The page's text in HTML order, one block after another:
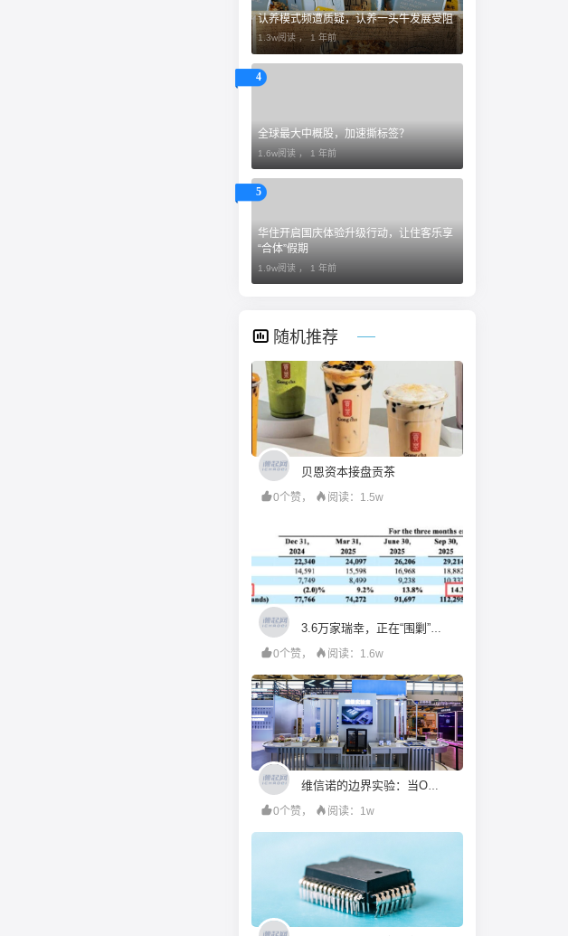
认养模式频遭质疑，认养一头牛发展受阻
1.3w阅读 ， 1 年前
4
全球最大中概股，加速撕标签？
1.6w阅读 ， 1 年前
5
​华住开启国庆体验升级行动，让住客乐享
“合体”假期
1.9w阅读 ， 1 年前
随机推荐
贝恩资本接盘贡茶
0个赞， 阅读：1.5w
3.6万家瑞幸，正在“围剿”瑞幸
0个赞，
阅读：1.6w
维信诺的边界实验：当OLED大厂决定走进ChinaJoy
0个赞，
阅读：1w